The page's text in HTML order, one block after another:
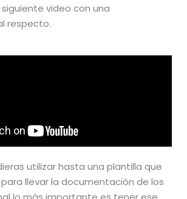
video con una
respecto.
utilizar hasta una plantilla que
para llevar la documentación de los